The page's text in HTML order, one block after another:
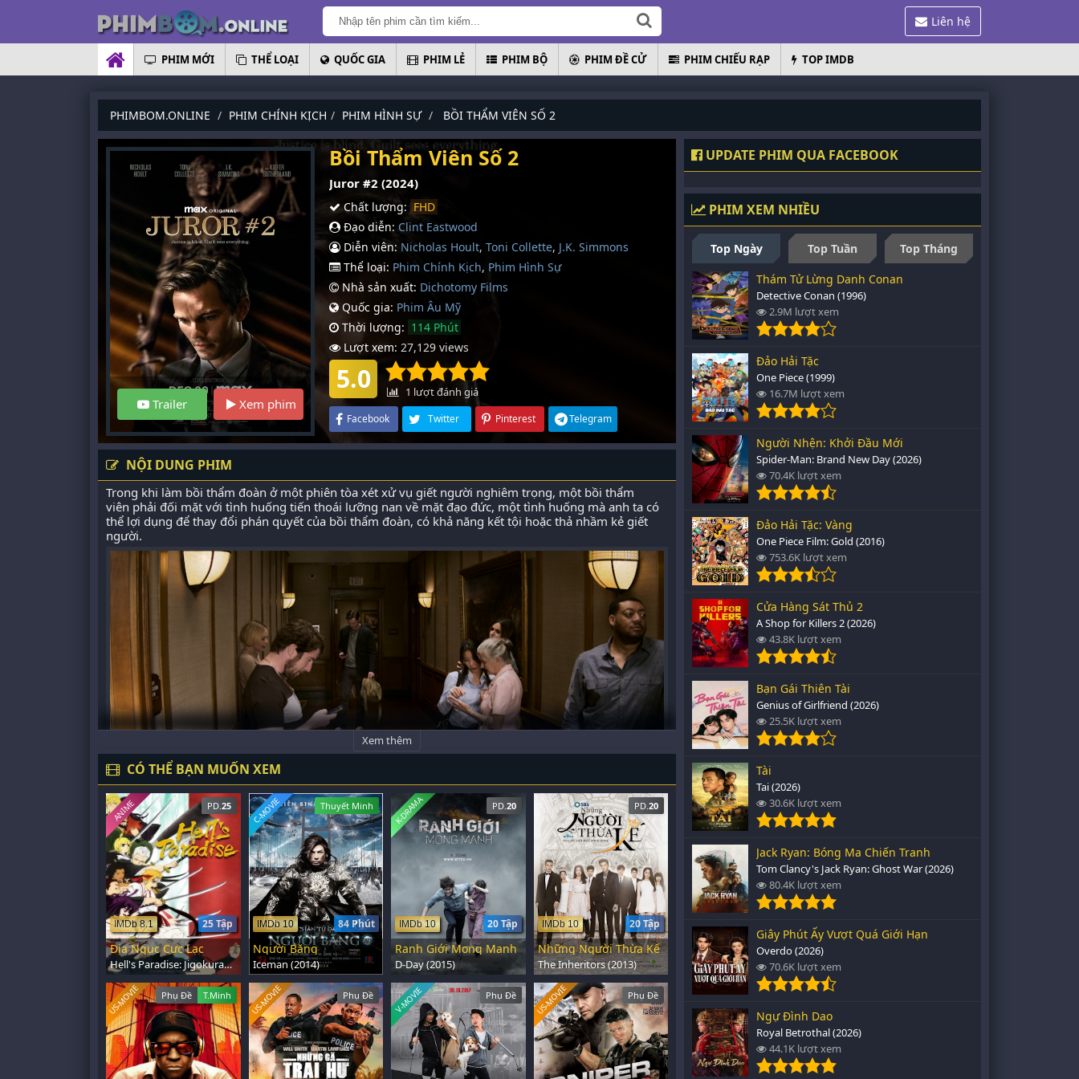
Liên hệ
PHIM MỚI THỂ LOẠI QUỐC GIA PHIM LẺ PHIM BỘ PHIM ĐỀ CỬ PHIM CHIẾU RẠP TOP IMDB
PHIMBOM.ONLINE PHIM CHÍNH KỊCH PHIM HÌNH SỰ BỒI THẨM VIÊN SỐ 2
Trailer Xem phim
Bồi Thẩm Viên Số 2
Juror #2 (2024)
Chất lượng: FHD
Đạo diễn: Clint Eastwood
Diễn viên: Nicholas Hoult, Toni Collette, J.K. Simmons
Thể loại: Phim Chính Kịch, Phim Hình Sự
Nhà sản xuất: Dichotomy Films
Quốc gia: Phim Âu Mỹ
Thời lượng: 114 Phút
Lượt xem: 27,129 views
5.0 1 lượt đánh giá
Facebook Twitter Pinterest Telegram
NỘI DUNG PHIM
Trong khi làm bồi thẩm đoàn ở một phiên tòa xét xử vụ giết người nghiêm trọng, một bồi thẩm
viên phải đối mặt với tình huống tiến thoái lưỡng nan về mặt đạo đức, một tình huống mà anh ta có
thể lợi dụng để thay đổi phán quyết của bồi thẩm đoàn, có khả năng kết tội hoặc thả nhầm kẻ giết
người.
Xem thêm
CÓ THỂ BẠN MUỐN XEM
PD. 25
25 Tập
IMDb 8.1
ANIME
Địa Ngục Cực Lạc
Hell's Paradise: Jigokuraku (2023)
Thuyết Minh
84 Phút
IMDb 10
C-MOVIE
Người Băng
Iceman (2014)
PD. 20
20 Tập
IMDb 10
K-DRAMA
Ranh Giới Mong Manh
D-Day (2015)
PD. 20
20 Tập
IMDb 10
Những Người Thừa Kế
The Inheritors (2013)
Phụ Đề T.Minh
US-MOVIE Phụ Đề
US-MOVIE Phụ Đề
V-MOVIE Phụ Đề
US-MOVIE
UPDATE PHIM QUA FACEBOOK
PHIM XEM NHIỀU
Top Ngày Top Tuần
Top Tháng
Thám Tử Lừng Danh Conan
Detective Conan (1996)
2.9M lượt xem
Đảo Hải Tặc
One Piece (1999)
16.7M lượt xem
Người Nhện: Khởi Đầu Mới
Spider-Man: Brand New Day (2026)
70.4K lượt xem
Đảo Hải Tặc: Vàng
One Piece Film: Gold (2016)
753.6K lượt xem
Cửa Hàng Sát Thủ 2
A Shop for Killers 2 (2026)
43.8K lượt xem
Bạn Gái Thiên Tài
Genius of Girlfriend (2026)
25.5K lượt xem
Tài
Tai (2026)
30.6K lượt xem
Jack Ryan: Bóng Ma Chiến Tranh
Tom Clancy's Jack Ryan: Ghost War (2026)
80.4K lượt xem
Giây Phút Ấy Vượt Quá Giới Hạn
Overdo (2026)
70.6K lượt xem
Ngự Đình Dao
Royal Betrothal (2026)
44.1K lượt xem